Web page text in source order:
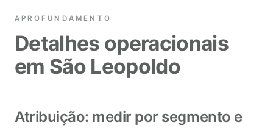
APROFUNDAMENTO
Detalhes operacionais
em São Leopoldo
Atribuição: medir por segmento e